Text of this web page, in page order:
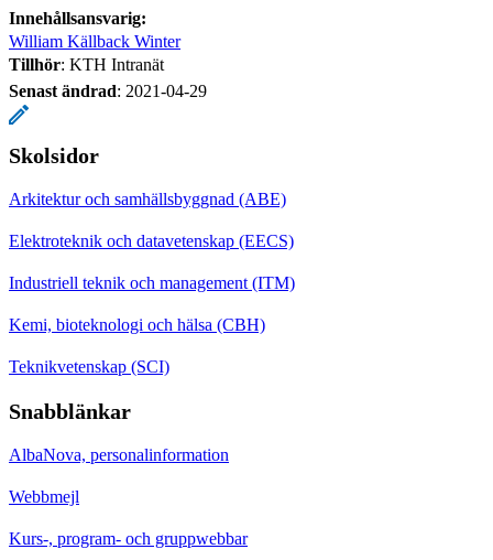
Innehållsansvarig:
William Källback Winter
Tillhör: KTH Intranät
Senast ändrad: 2021-04-29
Skolsidor
Arkitektur och samhällsbyggnad (ABE)
Elektroteknik och datavetenskap (EECS)
Industriell teknik och management (ITM)
Kemi, bioteknologi och hälsa (CBH)
Teknikvetenskap (SCI)
Snabblänkar
AlbaNova, personalinformation
Webbmejl
Kurs-, program- och gruppwebbar